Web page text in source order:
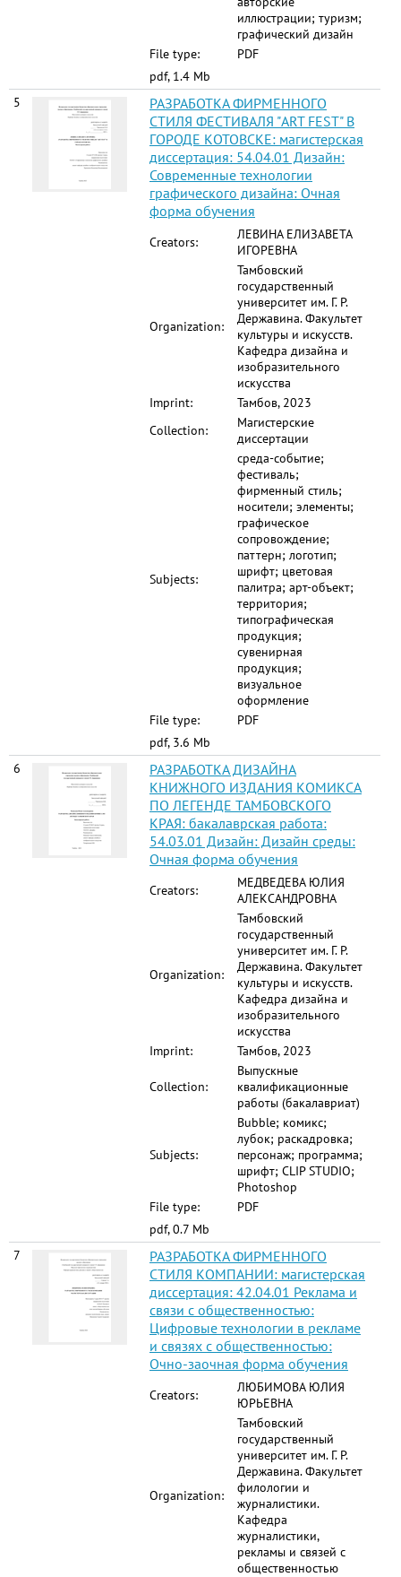
иллюстрации; туризм;
графический дизайн
File type:
PDF
pdf, 1.4 Mb
5
РАЗРАБОТКА ФИРМЕННОГО
СТИЛЯ ФЕСТИВАЛЯ "ART FEST" В
ГОРОДЕ КОТОВСКЕ: магистерская
диссертация: 54.04.01 Дизайн:
Современные технологии
графического дизайна: Очная
форма обучения
Creators:
ЛЕВИНА ЕЛИЗАВЕТА
ИГОРЕВНА
Organization:
Тамбовский
государственный
университет им. Г. Р.
Державина. Факультет
культуры и искусств.
Кафедра дизайна и
изобразительного
искусства
Imprint:
Тамбов, 2023
Collection:
Магистерские
диссертации
Subjects:
среда-событие;
фестиваль;
фирменный стиль;
носители; элементы;
графическое
сопровождение;
паттерн; логотип;
шрифт; цветовая
палитра; арт-объект;
территория;
типографическая
продукция;
сувенирная
продукция;
визуальное
оформление
File type:
PDF
pdf, 3.6 Mb
6
РАЗРАБОТКА ДИЗАЙНА
КНИЖНОГО ИЗДАНИЯ КОМИКСА
ПО ЛЕГЕНДЕ ТАМБОВСКОГО
КРАЯ: бакалаврская работа:
54.03.01 Дизайн: Дизайн среды:
Очная форма обучения
Creators:
МЕДВЕДЕВА ЮЛИЯ
АЛЕКСАНДРОВНА
Organization:
Тамбовский
государственный
университет им. Г. Р.
Державина. Факультет
культуры и искусств.
Кафедра дизайна и
изобразительного
искусства
Imprint:
Тамбов, 2023
Collection:
Выпускные
квалификационные
работы (бакалавриат)
Subjects:
Bubble; комикс;
лубок; раскадровка;
персонаж; программа;
шрифт; CLIP STUDIO;
Photoshop
File type:
PDF
pdf, 0.7 Mb
7
РАЗРАБОТКА ФИРМЕННОГО
СТИЛЯ КОМПАНИИ: магистерская
диссертация: 42.04.01 Реклама и
связи с общественностью:
Цифровые технологии в рекламе
и связях с общественностью:
Очно-заочная форма обучения
Creators:
ЛЮБИМОВА ЮЛИЯ
ЮРЬЕВНА
Organization:
Тамбовский
государственный
университет им. Г. Р.
Державина. Факультет
филологии и
журналистики.
Кафедра
журналистики,
рекламы и связей с
общественностью